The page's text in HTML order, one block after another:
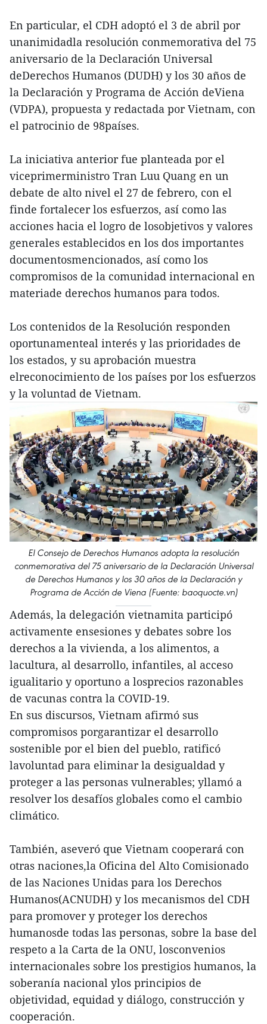
En particular, el CDH adoptó el 3 de abril por
unanimidadla resolución conmemorativa del 75
aniversario de la Declaración Universal
deDerechos Humanos (DUDH) y los 30 años de
la Declaración y Programa de Acción deViena
(VDPA), propuesta y redactada por Vietnam, con
el patrocinio de 98países.
La iniciativa anterior fue planteada por el
viceprimerministro Tran Luu Quang en un
debate de alto nivel el 27 de febrero, con el
finde fortalecer los esfuerzos, así como las
acciones hacia el logro de losobjetivos y valores
generales establecidos en los dos importantes
documentosmencionados, así como los
compromisos de la comunidad internacional en
materiade derechos humanos para todos.
Los contenidos de la Resolución responden
oportunamenteal interés y las prioridades de
los estados, y su aprobación muestra
elreconocimiento de los países por los esfuerzos
y la voluntad de Vietnam.
El Consejo de Derechos Humanos adopta la resolución
conmemorativa del 75 aniversario de la Declaración Universal
de Derechos Humanos y los 30 años de la Declaración y
Programa de Acción de Viena (Fuente: baoquocte.vn)
Además, la delegación vietnamita participó
activamente ensesiones y debates sobre los
derechos a la vivienda, a los alimentos, a
lacultura, al desarrollo, infantiles, al acceso
igualitario y oportuno a losprecios razonables
de vacunas contra la COVID-19.
En sus discursos, Vietnam afirmó sus
compromisos porgarantizar el desarrollo
sostenible por el bien del pueblo, ratificó
lavoluntad para eliminar la desigualdad y
proteger a las personas vulnerables; yllamó a
resolver los desafíos globales como el cambio
climático.
También, aseveró que Vietnam cooperará con
otras naciones,la Oficina del Alto Comisionado
de las Naciones Unidas para los Derechos
Humanos(ACNUDH) y los mecanismos del CDH
para promover y proteger los derechos
humanosde todas las personas, sobre la base del
respeto a la Carta de la ONU, losconvenios
internacionales sobre los prestigios humanos, la
soberanía nacional ylos principios de
objetividad, equidad y diálogo, construcción y
cooperación.